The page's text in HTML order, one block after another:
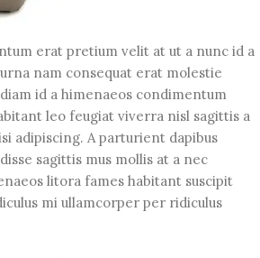
erat pretium velit at ut a nunc id a
nam consequat erat molestie
id a himenaeos condimentum
leo feugiat viverra nisl sagittis a
adipiscing. A parturient dapibus
sagittis mus mollis at a nec
litora fames habitant suscipit
mi ullamcorper per ridiculus